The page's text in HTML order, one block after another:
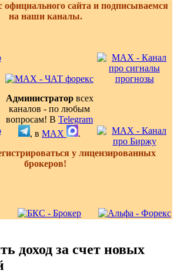
официального сайта и подписываемся
на наши каналы.
Администраторвсех
каналов - по любым
вопросам! В Telegram
, в MAX
.
у лицензированных
брокеров!
доход за счет новых